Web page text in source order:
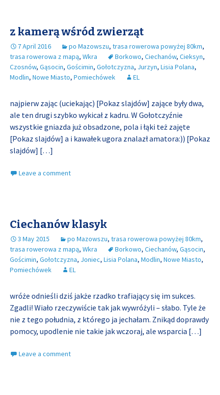
z kamerą wśród zwierząt
7 April 2016 po Mazowszu, trasa rowerowa powyżej 80km,
trasa rowerowa z mapą, Wkra Borkowo, Ciechanów, Cieksyn,
Czosnów, Gąsocin, Gościmin, Gołotczyzna, Jurzyn, Lisia Polana,
Modlin, Nowe Miasto, Pomiechówek EL
najpierw zając (uciekając) [Pokaz slajdów] zające były dwa,
ale ten drugi szybko wykicał z kadru. W Gołotczyźnie
wszystkie gniazda już obsadzone, pola i łąki też zajęte
[Pokaz slajdów] a i kawałek ugora znalazł amatora:)) [Pokaz
slajdów] […]
Leave a comment
Ciechanów klasyk
3 May 2015 po Mazowszu, trasa rowerowa powyżej 80km,
trasa rowerowa z mapą, Wkra Borkowo, Ciechanów, Gąsocin,
Gościmin, Gołotczyzna, Joniec, Lisia Polana, Modlin, Nowe Miasto,
Pomiechówek
EL
wróże odnieśli dziś jakże rzadko trafiający się im sukces.
Zgadli! Wiało rzeczywiście tak jak wywróżyli – słabo. Tyle że
nie z tego południa, z którego ja jechałam. Znikąd doprawdy
pomocy, upodlenie nie takie jak wczoraj, ale wsparcia […]
Leave a comment